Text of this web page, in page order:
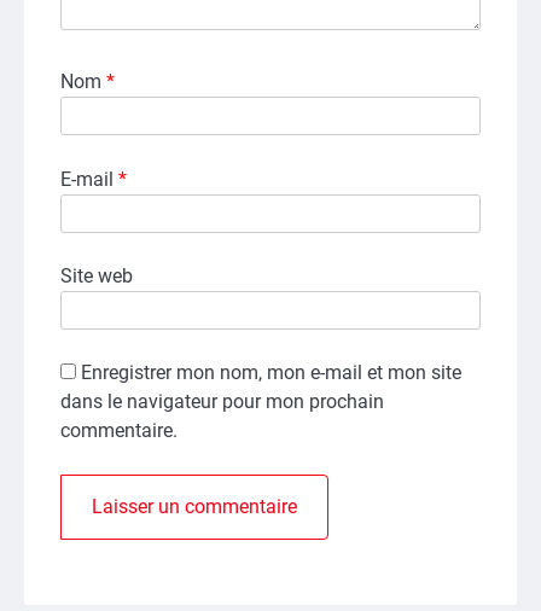
Nom *
E-mail *
Site web
Enregistrer mon nom, mon e-mail et mon site
dans le navigateur pour mon prochain
commentaire.